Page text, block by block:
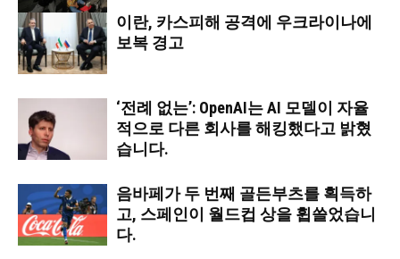
이란, 카스피해 공격에 우크라이나에
보복 경고
‘전례 없는’: OpenAI는 AI 모델이 자율
적으로 다른 회사를 해킹했다고 밝혔
습니다.
음바페가 두 번째 골든부츠를 획득하
고, 스페인이 월드컵 상을 휩쓸었습니
다.